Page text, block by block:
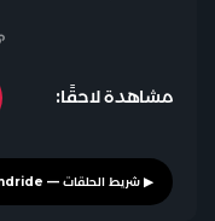
مشاهدة لاحقًا: